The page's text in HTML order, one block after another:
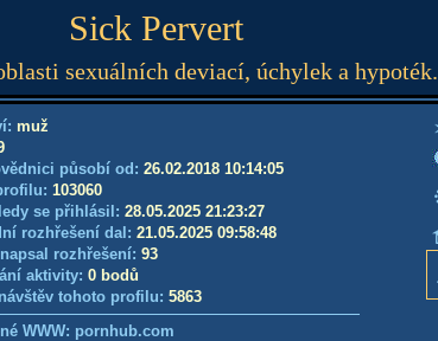
Sick Pervert
sexuálních deviací, úchylek a hypoték.
muž
působí od: 26.02.2018 10:14:05
103060
se přihlásil: 28.05.2025 21:23:27
rozhřešení dal: 21.05.2025 09:58:48
rozhřešení: 93
aktivity: 0 bodů
tohoto profilu: 5863
WWW: pornhub.com